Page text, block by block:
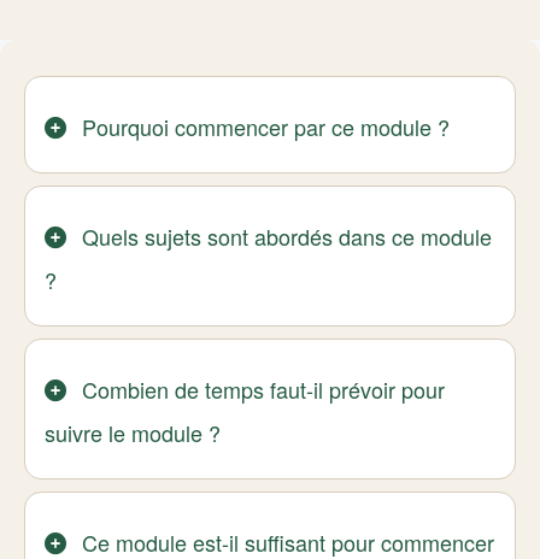
Pourquoi commencer par ce module ?
Quels sujets sont abordés dans ce module
?
Combien de temps faut-il prévoir pour
suivre le module ?
Ce module est-il suffisant pour commencer